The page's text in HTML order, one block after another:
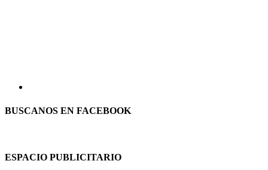
BUSCANOS EN FACEBOOK
ESPACIO PUBLICITARIO